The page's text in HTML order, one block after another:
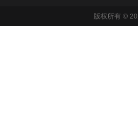
版权所有 ©